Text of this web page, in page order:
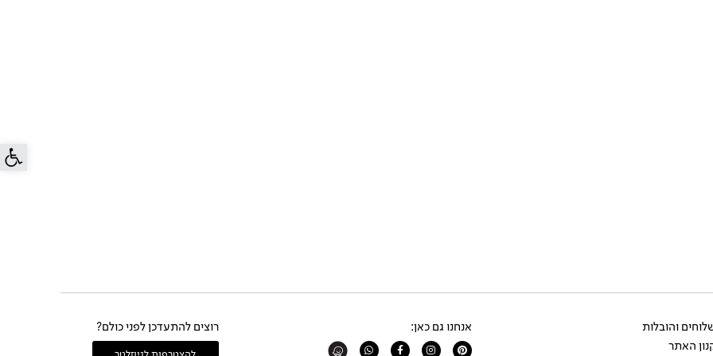
פתח
והובלות
האתר
אנחנו גם כאן:
Pinterest
Instagram
Facebook-
Whatsapp
רוצים להתעדכן לפני כולם?